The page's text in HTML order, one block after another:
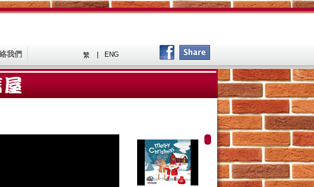
繁 ENG
我們